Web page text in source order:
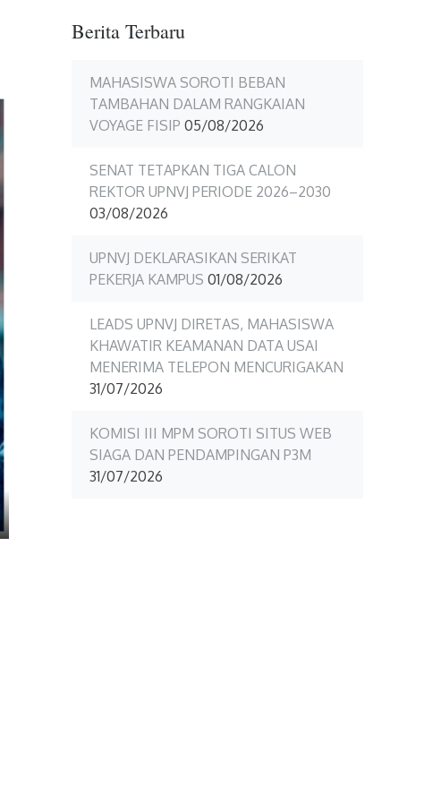
Berita Terbaru
MAHASISWA SOROTI BEBAN
TAMBAHAN DALAM RANGKAIAN
VOYAGE FISIP 05/08/2026
SENAT TETAPKAN TIGA CALON
REKTOR UPNVJ PERIODE 2026–2030
03/08/2026
UPNVJ DEKLARASIKAN SERIKAT
PEKERJA KAMPUS 01/08/2026
LEADS UPNVJ DIRETAS, MAHASISWA
KHAWATIR KEAMANAN DATA USAI
MENERIMA TELEPON MENCURIGAKAN
31/07/2026
KOMISI III MPM SOROTI SITUS WEB
SIAGA DAN PENDAMPINGAN P3M
31/07/2026